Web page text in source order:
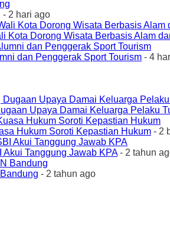
- 2 hari ago
Dorong Wisata Berbasis Alam
dan Penggerak Sport Tourism - 4
Upaya Damai Keluarga Pelaku
Hukum Soroti Kepastian Hukum - 2
Tanggung Jawab KPA- 2 tahun
- 2 tahun ago